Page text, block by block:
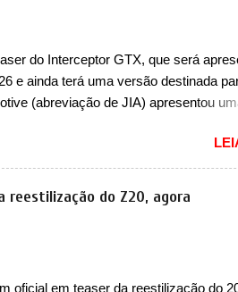
já confirmou que o Dune será um
será equipado com um motor V10
cerca de 800cv que separou a
do Interceptor GTX, que será
e ainda terá uma versão destinada
(abreviação de JIA) apresentou
(GT) apareceu em uma
o para-choque traseiro. A marca ainda
no terceiro trimestre de 2026, ou
setembro (e já estamos em agosto),
produção, de altíssimo desempenho,
reestilização do Z20, agora
oficial em teaser da reestilização do